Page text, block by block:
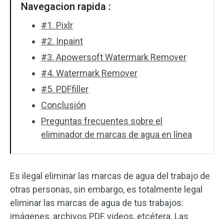
Navegacion rapida :
#1. Pixlr
#2. Inpaint
#3. Apowersoft Watermark Remover
#4. Watermark Remover
#5. PDFfiller
Conclusión
Preguntas frecuentes sobre el
eliminador de marcas de agua en línea
Es ilegal eliminar las marcas de agua del trabajo de
otras personas, sin embargo, es totalmente legal
eliminar las marcas de agua de tus trabajos:
imágenes, archivos PDF, videos, etcétera. Las